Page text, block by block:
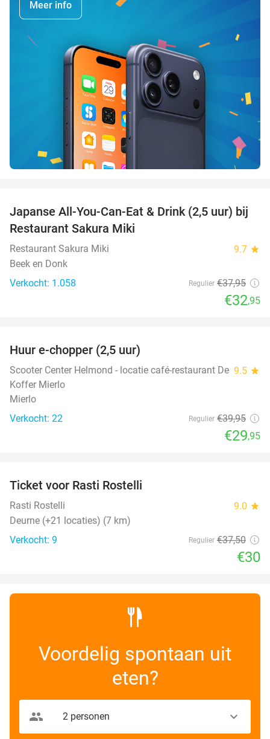
Meer info
13%
Japanse All-You-Can-Eat & Drink (2,5 uur) bij
Restaurant Sakura Miki
Restaurant Sakura Miki 9.7 star
Beek en Donk
Verkocht: 1.058
Regulier €37,95
€32,95
Huur e-chopper (2,5 uur)
Scooter Center Helmond - locatie café-restaurant De
Koffer Mierlo
9.5 star
Mierlo
Verkocht: 22
Regulier €39,95
€29,95
TODAY
Ticket voor Rasti Rostelli
Rasti Rostelli 9.0 star
Deurne (+21 locaties) (7 km)
Verkocht: 9
Regulier €37,50
€30
Voordelig spontaan uit
eten?